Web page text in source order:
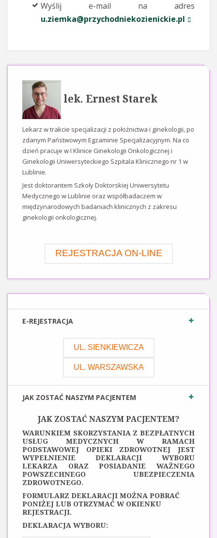
Wyślij e-mail na adres
u.ziemka@przychodniekozienickie.pl
lek. Ernest Starek
Lekarz w trakcie specjalizacji z położnictwa i ginekologii, po
zdanym Państwowym Egzaminie Specjalizacyjnym. Na co
dzień pracuje w I Klinice Ginekologii Onkologicznej i
Ginekologii Uniwersyteckiego Szpitala Klinicznego nr 1 w
Lublinie.
Jest doktorantem Szkoły Doktorskiej Uniwersytetu
Medycznego w Lublinie oraz współbadaczem w
międzynarodowych badaniach klinicznych z zakresu
ginekologii onkologicznej.
REJESTRACJA ON-LINE
E-REJESTRACJA
UL. SIENKIEWICZA
UL. WARSZAWSKA
JAK ZOSTAĆ NASZYM PACJENTEM
JAK ZOSTAĆ NASZYM PACJENTEM?
WARUNKIEM SKORZYSTANIA Z BEZPŁATNYCH
USŁUG MEDYCZNYCH W RAMACH
PODSTAWOWEJ OPIEKI ZDROWOTNEJ JEST
WYPEŁNIENIE DEKLARACJI WYBORU
LEKARZA ORAZ POSIADANIE WAŻNEGO
POWSZECHNEGO UBEZPIECZENIA
ZDROWOTNEGO.
FORMULARZ DEKLARACJI MOŻNA POBRAĆ
PONIŻEJ LUB OTRZYMAĆ W OKIENKU
REJESTRACJI.
DEKLARACJA WYBORU: